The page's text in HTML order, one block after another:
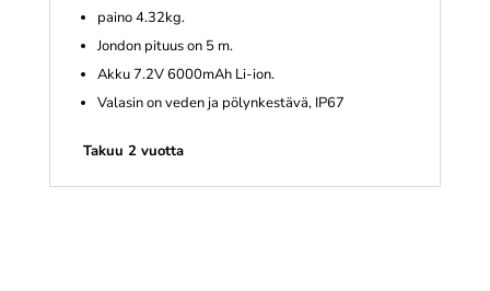
paino 4.32kg.
Jondon pituus on 5 m.
Akku 7.2V 6000mAh Li-ion.
Valasin on veden ja pölynkestävä, IP67
Takuu 2 vuotta